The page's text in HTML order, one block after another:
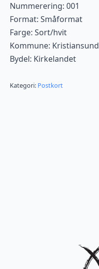
Nummerering: 001
Format: Småformat
Farge: Sort/hvit
Kommune: Kristiansund
Bydel: Kirkelandet
Kategori: Postkort